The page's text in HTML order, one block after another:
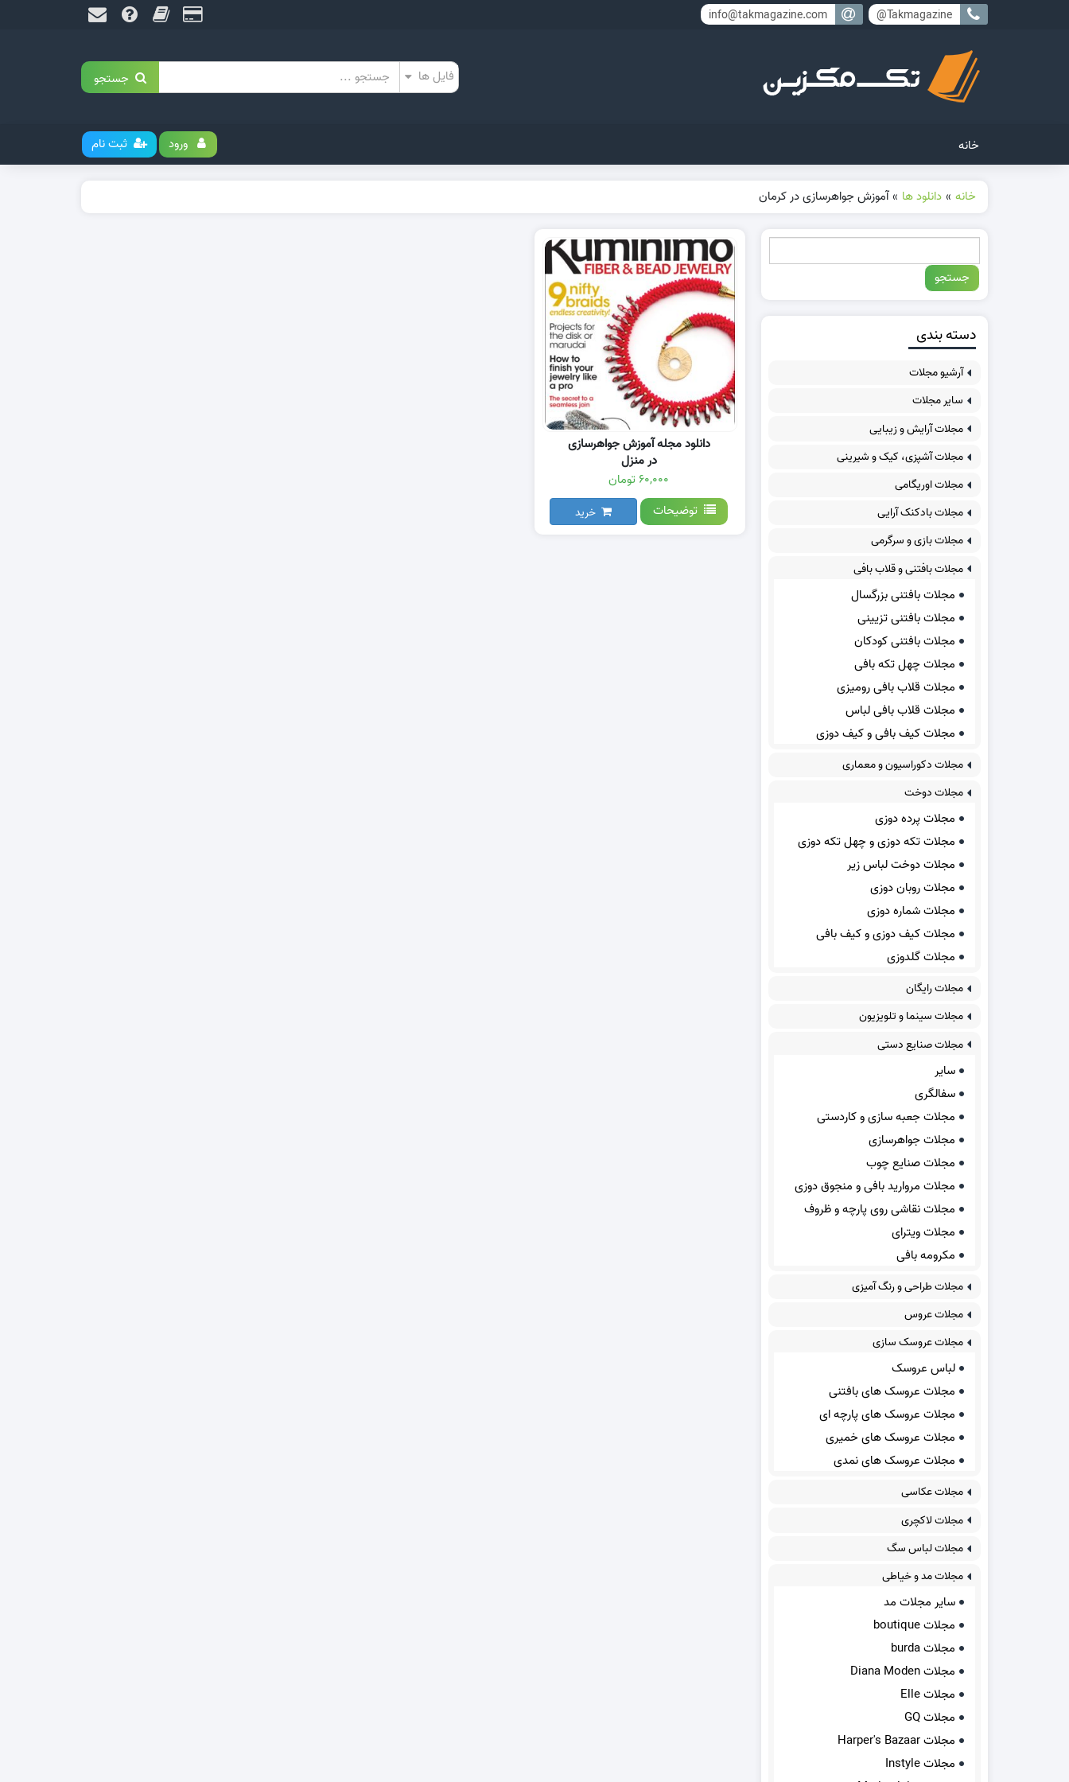
Takmagazine@
info@takmagazine.com
جستجو
خانه ورود ثبت نام
خانه » دانلود ها » آموزش جواهرسازی در کرمان
دانلود مجله آموزش جواهرسازی
در منزل
۶۰,۰۰۰ تومان
توضیحات
خرید
دسته بندی
آرشیو مجلات
سایر مجلات
مجلات آرایش و زیبایی
مجلات آشپزی، کیک و شیرینی
مجلات اوریگامی
مجلات بادکنک آرایی
مجلات بازی و سرگرمی
مجلات بافتنی و قلاب بافی
مجلات بافتنی بزرگسال
مجلات بافتنی تزیینی
مجلات بافتنی کودکان
مجلات چهل تکه بافی
مجلات قلاب بافی رومیزی
مجلات قلاب بافی لباس
مجلات کیف بافی و کیف دوزی
مجلات دکوراسیون و معماری
مجلات دوخت
مجلات پرده دوزی
مجلات تکه دوزی و چهل تکه دوزی
مجلات دوخت لباس زیر
مجلات روبان دوزی
مجلات شماره دوزی
مجلات کیف دوزی و کیف بافی
مجلات گلدوزی
مجلات رایگان
مجلات سینما و تلویزیون
مجلات صنایع دستی
سایر
سفالگری
مجلات جعبه سازی و کاردستی
مجلات جواهرسازی
مجلات صنایع چوب
مجلات مروارید بافی و منجوق دوزی
مجلات نقاشی روی پارچه و ظروف
مجلات ویترای
مکرومه بافی
مجلات طراحی و رنگ آمیزی
مجلات عروس
مجلات عروسک سازی
لباس عروسک
مجلات عروسک های بافتنی
مجلات عروسک های پارچه ای
مجلات عروسک های خمیری
مجلات عروسک های نمدی
مجلات عکاسی
مجلات لاکچری
مجلات لباس سگ
مجلات مد و خیاطی
سایر مجلات مد
مجلات boutique
مجلات burda
مجلات Diana Moden
مجلات Elle
مجلات GQ
مجلات Harper's Bazaar
مجلات Instyle